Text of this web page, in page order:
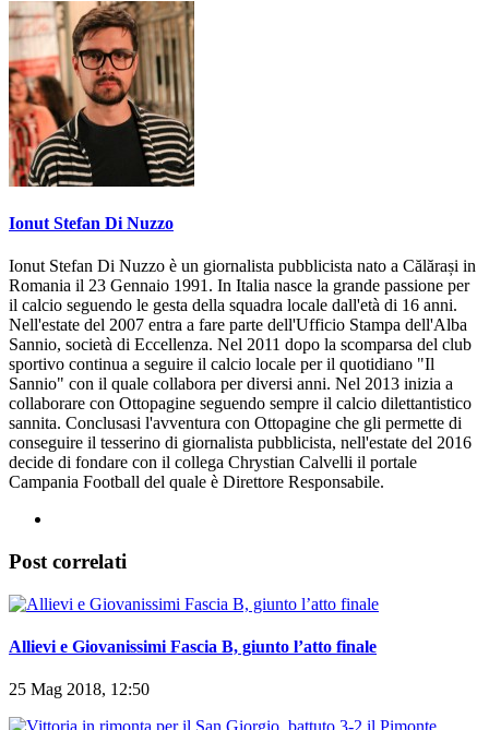
Ionut Stefan Di Nuzzo
Ionut Stefan Di Nuzzo è un giornalista pubblicista nato a Călărași in
Romania il 23 Gennaio 1991. In Italia nasce la grande passione per
il calcio seguendo le gesta della squadra locale dall'età di 16 anni.
Nell'estate del 2007 entra a fare parte dell'Ufficio Stampa dell'Alba
Sannio, società di Eccellenza. Nel 2011 dopo la scomparsa del club
sportivo continua a seguire il calcio locale per il quotidiano "Il
Sannio" con il quale collabora per diversi anni. Nel 2013 inizia a
collaborare con Ottopagine seguendo sempre il calcio dilettantistico
sannita. Conclusasi l'avventura con Ottopagine che gli permette di
conseguire il tesserino di giornalista pubblicista, nell'estate del 2016
decide di fondare con il collega Chrystian Calvelli il portale
Campania Football del quale è Direttore Responsabile.
Post correlati
Allievi e Giovanissimi Fascia B, giunto l’atto finale
25 Mag 2018, 12:50